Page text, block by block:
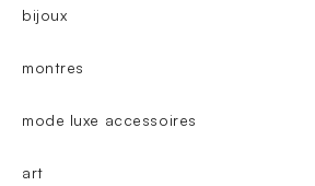
bijoux
montres
mode luxe accessoires
art